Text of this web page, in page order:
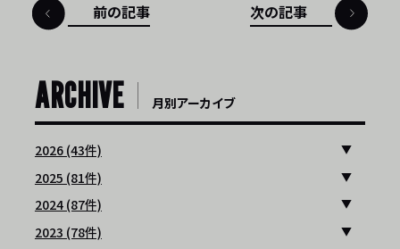
前の記事 次の記事
ARCHIVE 月別アーカイブ
2026 (43件)
2025 (81件)
2024 (87件)
2023 (78件)